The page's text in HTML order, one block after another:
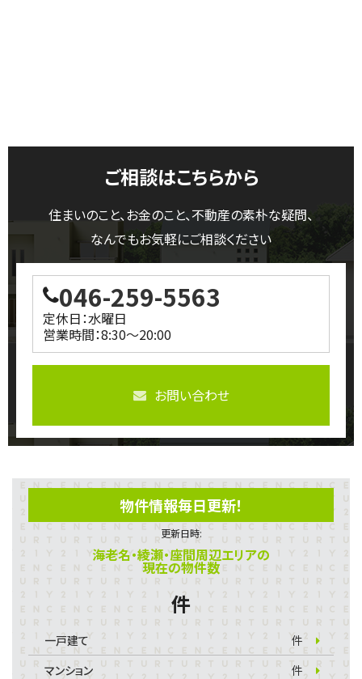
ご相談はこちらから
住まいのこと、お金のこと、不動産の素朴な疑問、
なんでもお気軽にご相談ください
046-259-5563
定休日：水曜日
営業時間：8:30～20:00
お問い合わせ
物件情報毎日更新！
更新日時:
海老名・綾瀬・座間周辺エリアの
現在の物件数
件
一戸建て
件
マンション
件